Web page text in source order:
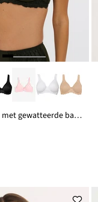
T-shirt bh met gewatteerde bandjes